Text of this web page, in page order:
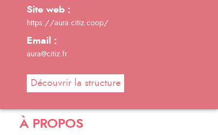
Site web :
https://aura.citiz.coop/
Email :
aura@citiz.fr
Découvrir la structure
À PROPOS